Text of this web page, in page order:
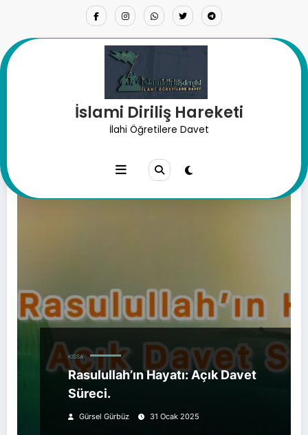
İslami Diriliş Hareketi
İlahi Öğretilere Davet
Month: Ocak 2025
KISSA
Rasulullah’ın Hayatı: Açık Davet
Süreci.
Gürsel Gürbüz 31 Ocak 2025